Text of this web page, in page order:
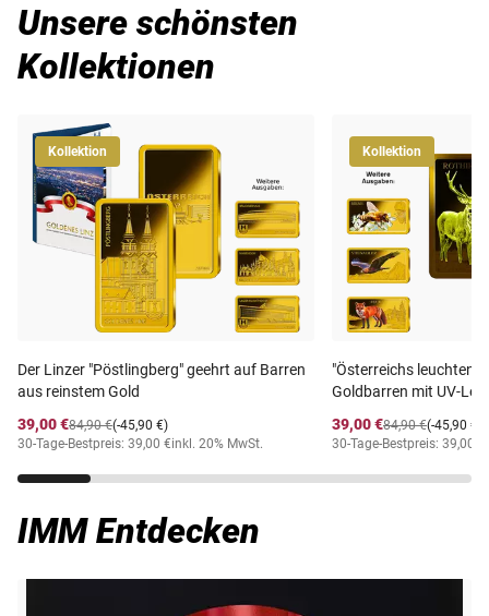
Unsere schönsten
Kollektionen
Kollektion
Der Linzer "Pöstlingberg" geehrt auf Barren
aus reinstem Gold
39,00 €
(-45,90 €)
84,90 €
30-Tage-Bestpreis: 39,00 €inkl. 20% MwSt.
Kollektion
"Österreichs
Goldbarren mit UV-
39,00 €
(-45,90 €)
84,90 €
30-Tage-Bestpreis: 39,00 €
IMM Entdecken